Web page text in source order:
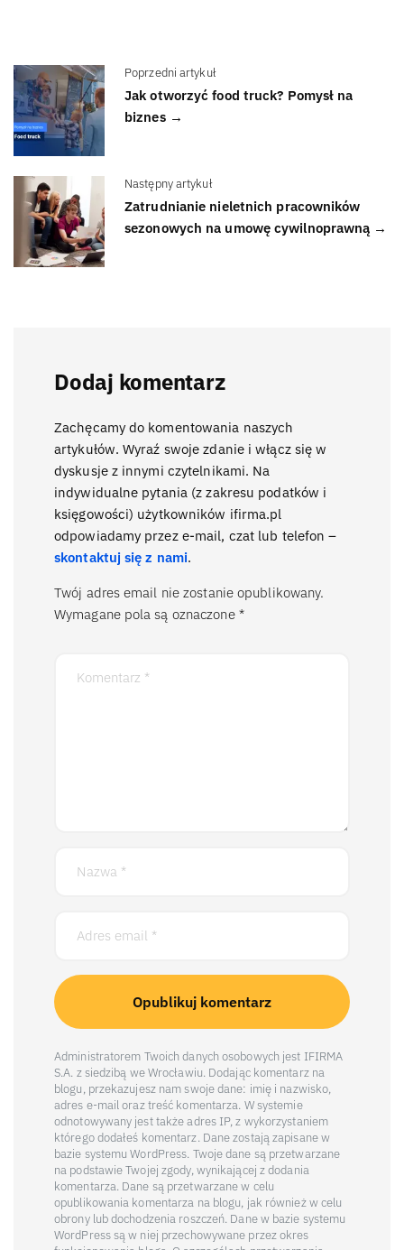
Poprzedni artykuł
Jak otworzyć food truck? Pomysł na
biznes →
Następny artykuł
Zatrudnianie nieletnich pracowników
sezonowych na umowę cywilnoprawną →
Dodaj komentarz
Zachęcamy do komentowania naszych
artykułów. Wyraź swoje zdanie i włącz się w
dyskusje z innymi czytelnikami. Na
indywidualne pytania (z zakresu podatków i
księgowości) użytkowników ifirma.pl
odpowiadamy przez e-mail, czat lub telefon –
skontaktuj się z nami.
Twój adres email nie zostanie opublikowany.
Wymagane pola są oznaczone *
Administratorem Twoich danych osobowych jest IFIRMA
S.A. z siedzibą we Wrocławiu. Dodając komentarz na
blogu, przekazujesz nam swoje dane: imię i nazwisko,
adres e-mail oraz treść komentarza. W systemie
odnotowywany jest także adres IP, z wykorzystaniem
którego dodałeś komentarz. Dane zostają zapisane w
bazie systemu WordPress. Twoje dane są przetwarzane
na podstawie Twojej zgody, wynikającej z dodania
komentarza. Dane są przetwarzane w celu
opublikowania komentarza na blogu, jak również w celu
obrony lub dochodzenia roszczeń. Dane w bazie systemu
WordPress są w niej przechowywane przez okres